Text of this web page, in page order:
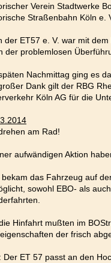
Verein Stadtwerke
Straßenbahn Köln e.
der ET57 e. V. war mit dem
der problemlosen
Nachmittag ging es
Dank gilt der RBG
Köln AG für die
am Rad!
aufwändigen Aktion
bekam das Fahrzeug auf
sowohl EBO- als
Hinfahrt mußten im
der frisch
Der ET 57 passt an den